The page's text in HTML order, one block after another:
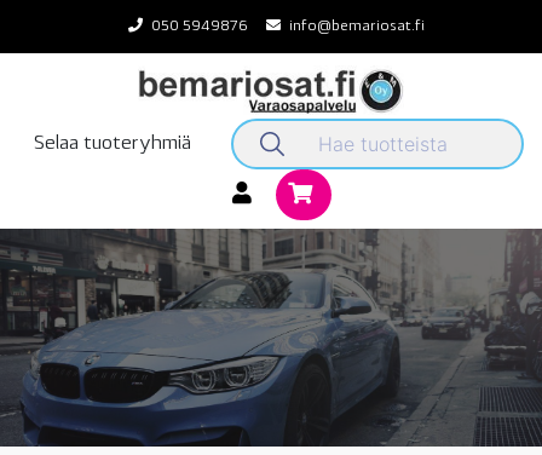
content
050 5949876 info@bemariosat.fi
Selaa tuoteryhmiä